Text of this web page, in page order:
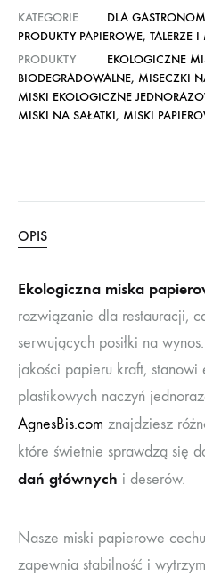
KATEGORIE DLA
PRODUKTY PAPIEROWE, TALERZE
PRODUKTY
EKOLOGICZNE
BIODEGRADOWALNE, MISECZKI
MISKI EKOLOGICZNE
MISKI NA SAŁATKI, MISKI
OPIS
Ekologiczna miska
rozwiązanie dla restauracji,
serwujących posiłki na
jakości papieru kraft,
plastikowych naczyń
AgnesBis.com znajdziesz
które świetnie sprawdzą się
dań głównych i deserów.
Nasze miski papierowe
zapewnia stabilność i